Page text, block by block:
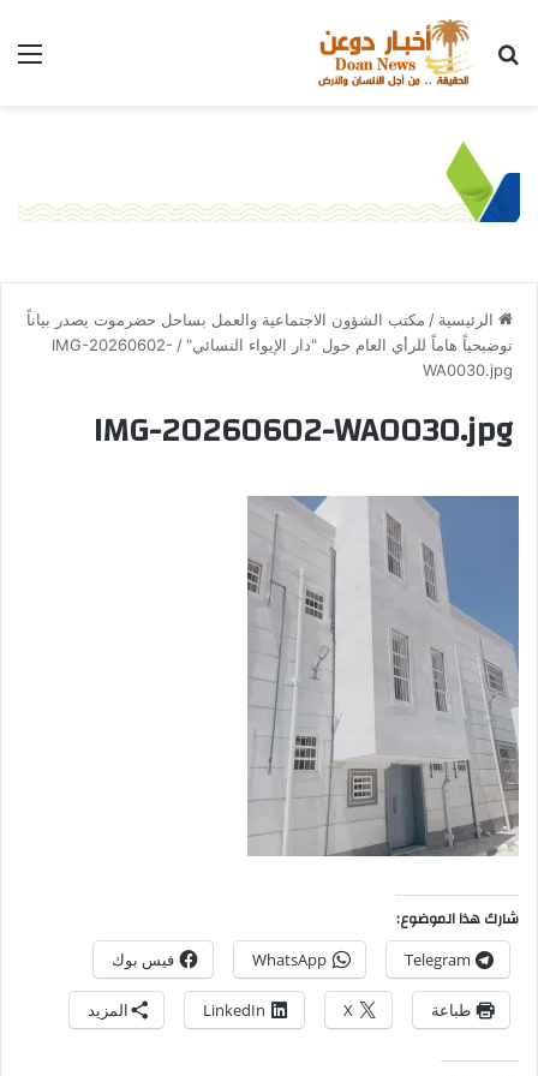
الرئيسية / مكتب الشؤون الاجتماعية والعمل بساحل حضرموت يصدر بياناً
توضيحياً هاماً للرأي العام حول "دار الإيواء النسائي" /
IMG-20260602-
WA0030.jpg
IMG-20260602-WA0030.jpg
شارك هذا الموضوع:
Telegram
WhatsApp فيس بوك
طباعة X
LinkedIn المزيد